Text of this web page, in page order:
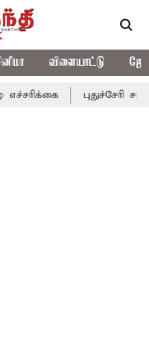
விளையாட்டு
புதுச்சேரி சட்டசபையில்